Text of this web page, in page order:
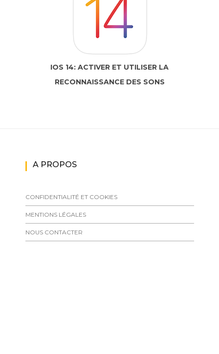
IOS 14: ACTIVER ET UTILISER LA
RECONNAISSANCE DES SONS
A PROPOS
CONFIDENTIALITÉ ET COOKIES
MENTIONS LÉGALES
NOUS CONTACTER